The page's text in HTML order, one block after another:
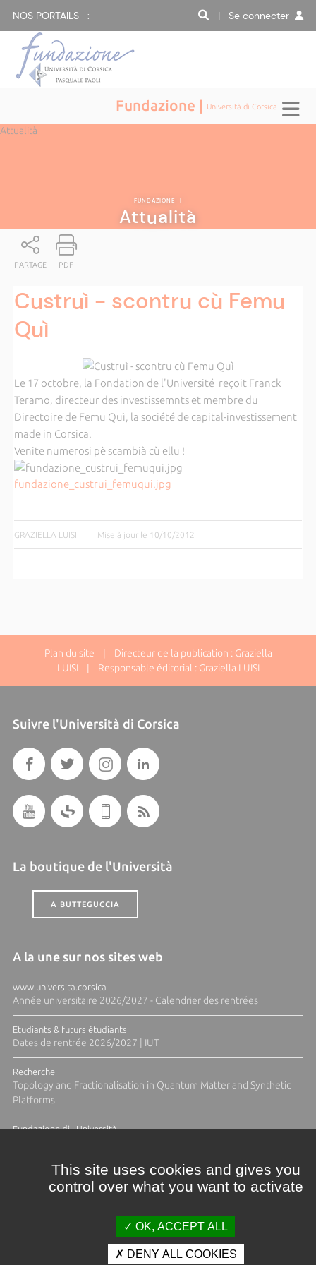
NOS PORTAILS : | Se connecter
Fundazione | Università di Corsica
Attualità
FUNDAZIONE |
Attualità
PARTAGE PDF
Custruì - scontru cù Femu
Quì
Le 17 octobre, la Fondation de l'Université reçoit Franck
Teramo, directeur des investissemnts et membre du
Directoire de Femu Quì, la société de capital-investissement
made in Corsica.
Venite numerosi pè scambià cù ellu !
fundazione_custrui_femuqui.jpg
GRAZIELLA LUISI | Mise à jour le 10/10/2012
Plan du site | Directeur de la publication : Graziella
LUISI | Responsable éditorial : Graziella LUISI
Suivre l'Università di Corsica
La boutique de l'Università
A BUTTEGUCCIA
A la une sur nos sites web
www.universita.corsica
Année universitaire 2026/2027 - Calendrier des rentrées
Etudiants & futurs étudiants
Dates de rentrée 2026/2027 | IUT
Recherche
Topology and Fractionalisation in Quantum Matter and Synthetic
Platforms
Fundazione di l'Università
This site uses cookies and gives you
control over what you want to activate
OK, ACCEPT ALL
DENY ALL COOKIES